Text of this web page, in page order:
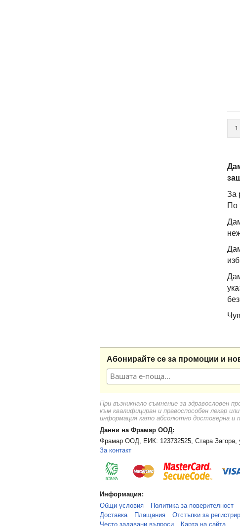
1
За
По
Абонирайте се за промоции и
При възникнало съмнение за здравословен
към квалифициран и правоспособен лекар
информация като абсолютно достоверна и
Данни на Фрамар ООД:
Фрамар ООД, ЕИК: 123732525, Стара
За контакт
Информация:
Общи условия
Политика за поверителност
Доставка
Плащания Отстъпки за
Често задавани въпроси
Карта на сайта